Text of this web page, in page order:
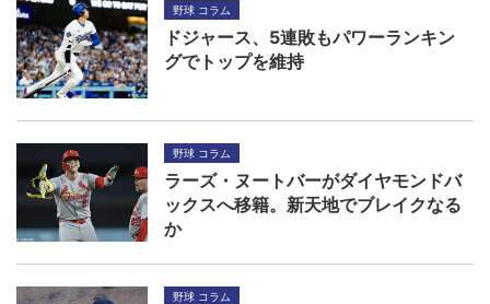
野球 コラム
ドジャース、5連敗もパワーランキン
グでトップを維持
野球 コラム
ラーズ・ヌートバーがダイヤモンドバ
ックスへ移籍。新天地でブレイクなる
か
野球 コラム